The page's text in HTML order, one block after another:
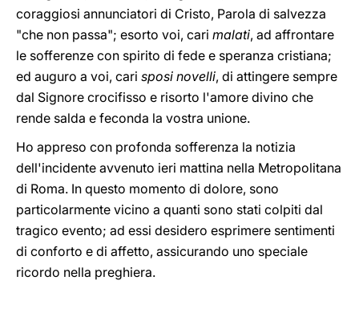
coraggiosi annunciatori di Cristo, Parola di salvezza
"che non passa"; esorto voi, cari malati, ad affrontare
le sofferenze con spirito di fede e speranza cristiana;
ed auguro a voi, cari sposi novelli, di attingere sempre
dal Signore crocifisso e risorto l'amore divino che
rende salda e feconda la vostra unione.
Ho appreso con profonda sofferenza la notizia
dell'incidente avvenuto ieri mattina nella Metropolitana
di Roma. In questo momento di dolore, sono
particolarmente vicino a quanti sono stati colpiti dal
tragico evento; ad essi desidero esprimere sentimenti
di conforto e di affetto, assicurando uno speciale
ricordo nella preghiera.